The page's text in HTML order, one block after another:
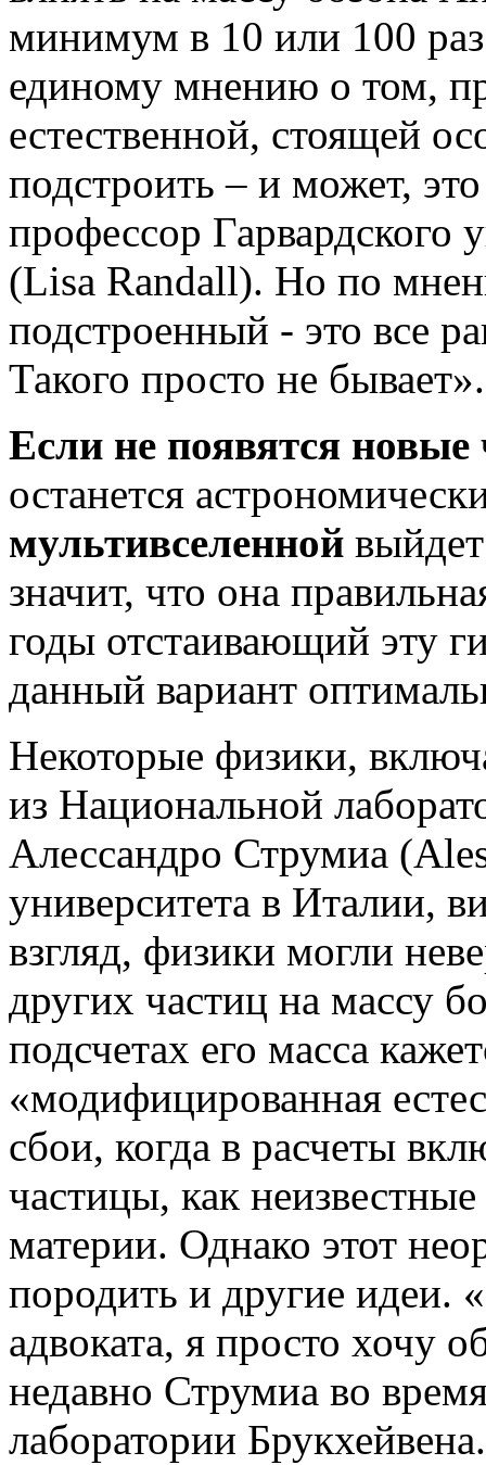
минимум в 10 или 100
единому мнению о том,
естественной, стоящей
подстроить – и может,
профессор Гарвардского
(Lisa Randall). Но по
подстроенный - это все
Такого просто не бывает».
Если не появятся
останется
мультивселенной
значит, что она
годы отстаивающий эту
данный вариант
Некоторые физики,
из Национальной
Алессандро Струмиа
университета в Италии,
взгляд, физики могли
других частиц на массу
подсчетах его масса
«модифицированная
сбои, когда в расчеты
частицы, как
материи. Однако этот
породить и другие идеи.
адвоката, я просто хочу
недавно Струмиа во
лаборатории Брукхейвена.